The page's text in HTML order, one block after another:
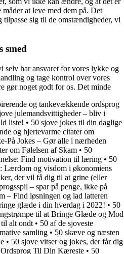
at leve med dem på. Det
tilpasse sig til de omstændigheder, vi
smed
selv har ansvaret for vores lykke og
og tage kontrol over vores
gør noget godt for os. Det minde
og tankevækkende ordsprog
julemandsvittigheder – bliv i
liste! • 50 sjove jokes til din daglige
og hjertevarme citater om
På Jokes – Gør alle i nærheden
om Følelsen af Skam • 50
Find motivation til læring • 50
Lærdom og visdom i økonomiens
der vil få dig til at grine (eller
– spar på penge, ikke på
– Find løsningen og lad latteren
glæde i din hverdag i 2022! • 50
til at Bringe Glæde og Mod
til alt ondt • 50 af de sjoveste
samling • 50 skæve og næsten
• 50 sjove vitser og jokes, der får dig
Til Din Kæreste • 50